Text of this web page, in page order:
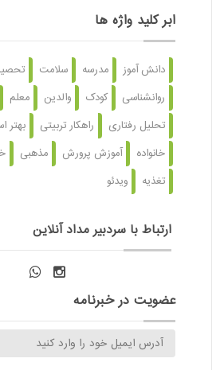
ابر کلید واژه ها
دانش آموز مدرسه سلامت
روانشناسی
کودک والدین معلم
تحلیل رفتاری
راهکار تربیتی
بهتر
خانواده
آموزش پرورش مذهبی
تغذیه
ویدئو
ارتباط با سردبیر مداد آنلاین
عضویت در خبرنامه